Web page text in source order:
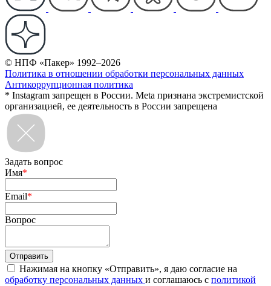
© НПФ «Пакер» 1992–2026
Политика в отношении обработки персональных данных
Антикоррупционная политика
* Instagram запрещен в России. Meta признана экстремистской
организацией, ее деятельность в России запрещена
Задать вопрос
Имя*
Email*
Вопрос
Нажимая на кнопку «Отправить», я даю согласие на
обработку персональных данных и соглашаюсь с политикой